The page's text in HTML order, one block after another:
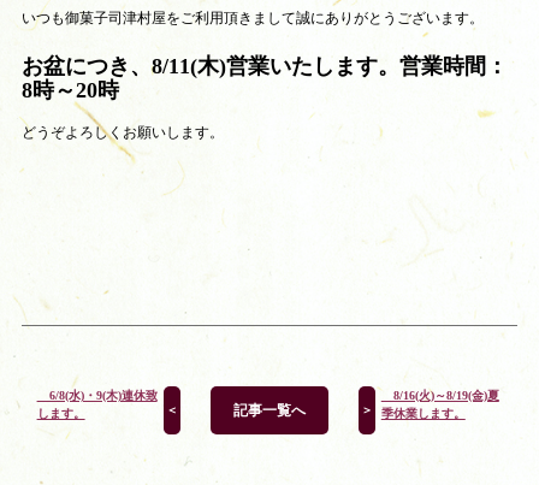
いつも御菓子司津村屋をご利用頂きまして誠にありがとうございます。
お盆につき、8/11(木)営業いたします。営業時間：
8時～20時
どうぞよろしくお願いします。
6/8(水)・9(木)連休致
します。
＜ 記事一覧へ ＞
8/16(火)～8/19(金)夏
季休業します。